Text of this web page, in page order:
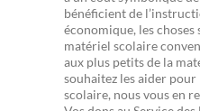
bénéficient de
économique, les
matériel scolaire
aux plus petits de la
souhaitez les aider pour
scolaire, nous vous en